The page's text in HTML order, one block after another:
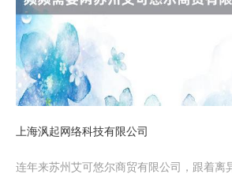
上海沨起网络科技有限公司
连年来苏州艾可悠尔商贸有限公司，跟着离